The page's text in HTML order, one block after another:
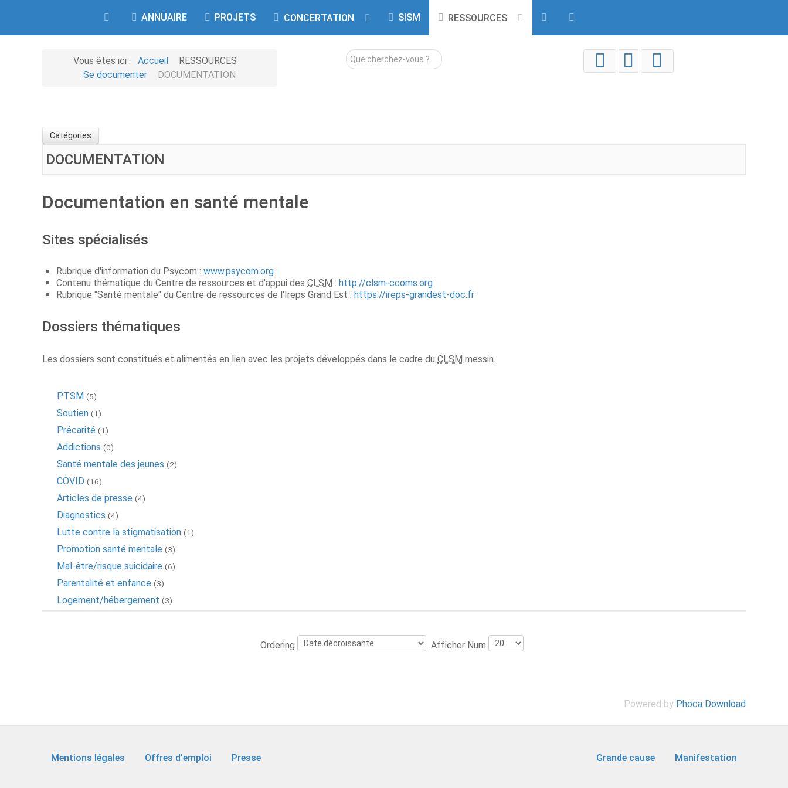
ANNUAIRE PROJETS CONCERTATION SISM RESSOURCES
Vous êtes ici : Accueil
RESSOURCES
Se documenter
DOCUMENTATION
Rechercher
Catégories
DOCUMENTATION
Documentation en santé mentale
Sites spécialisés
Rubrique d'information du Psycom : www.psycom.org
Contenu thématique du Centre de ressources et d'appui des CLSM : http://clsm-ccoms.org
Rubrique "Santé mentale" du Centre de ressources de l'Ireps Grand Est : https://ireps-grandest-doc.fr
Dossiers thématiques
Les dossiers sont constitués et alimentés en lien avec les projets développés dans le cadre du CLSM messin.
PTSM (5)
Soutien (1)
Précarité (1)
Addictions (0)
Santé mentale des jeunes (2)
COVID (16)
Articles de presse (4)
Diagnostics (4)
Lutte contre la stigmatisation (1)
Promotion santé mentale (3)
Mal-être/risque suicidaire (6)
Parentalité et enfance (3)
Logement/hébergement (3)
Ordering Afficher Num
Powered by Phoca Download
Mentions légales Offres d'emploi Presse Grande cause Manifestation